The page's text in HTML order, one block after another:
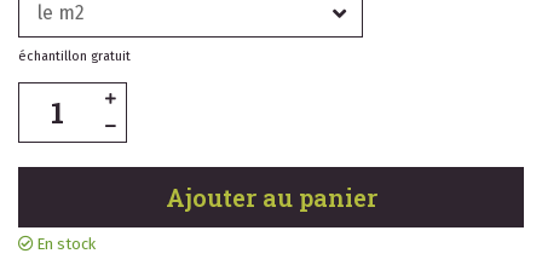
le m2
échantillon gratuit
Ajouter au panier
En stock